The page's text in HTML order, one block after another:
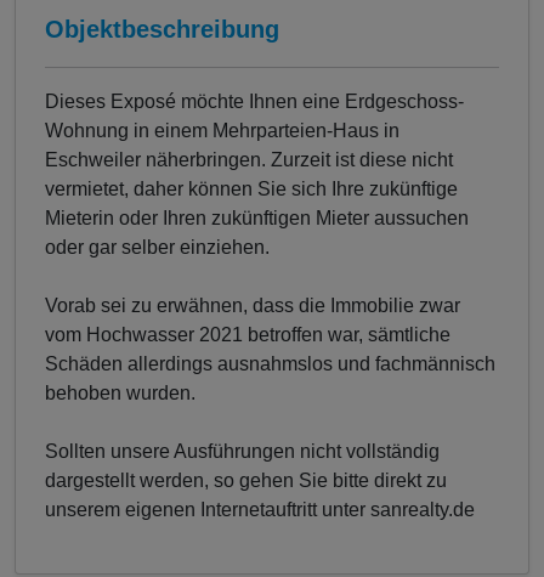
Objektbeschreibung
Dieses Exposé möchte Ihnen eine Erdgeschoss-
Wohnung in einem Mehrparteien-Haus in
Eschweiler näherbringen. Zurzeit ist diese nicht
vermietet, daher können Sie sich Ihre zukünftige
Mieterin oder Ihren zukünftigen Mieter aussuchen
oder gar selber einziehen.
Vorab sei zu erwähnen, dass die Immobilie zwar
vom Hochwasser 2021 betroffen war, sämtliche
Schäden allerdings ausnahmslos und fachmännisch
behoben wurden.
Sollten unsere Ausführungen nicht vollständig
dargestellt werden, so gehen Sie bitte direkt zu
unserem eigenen Internetauftritt unter sanrealty.de